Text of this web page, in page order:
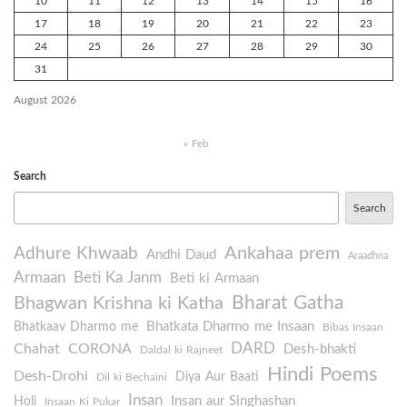
August 2026
17 18 19 20 21 22 23
24 25 26 27 28 29 30
31
« Feb
Search
Search
Adhure Khwaab Andhi Daud Ankahaa prem Araadhna
Armaan Beti Ka Janm Beti ki Armaan
Bhagwan Krishna ki Katha Bharat Gatha
Bhatkaav Dharmo me Bhatkata Dharmo me Insaan Bibas Insaan
Chahat CORONA Daldal ki Rajneet DARD Desh-bhakti
Desh-Drohi Dil ki Bechaini Diya Aur Baati Hindi Poems
Holi Insaan Ki Pukar Insan Insan aur Singhashan